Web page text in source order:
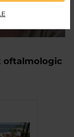
oftalmologic